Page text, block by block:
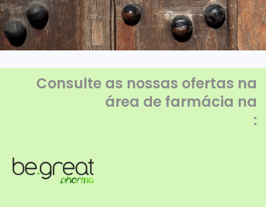
Consulte as nossas ofertas na
área de farmácia na
: